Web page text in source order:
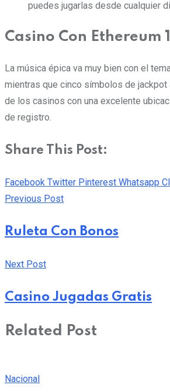
puedes jugarlas desde cualquier
Casino Con Ethereum
La música épica va muy bien con el
mientras que cinco símbolos de
de los casinos con una excelente
de registro.
Share This Post:
Facebook Twitter Pinterest Whatsapp
Previous Post
Ruleta Con Bonos
Next Post
Casino Jugadas Gratis
Related Post
Nacional